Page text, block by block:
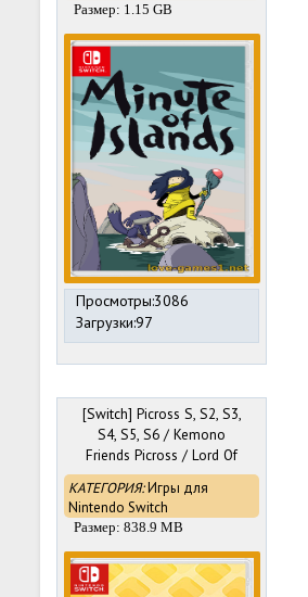
Размер: 1.15 GB
Просмотры:3086
Загрузки:97
[Switch] Picross S, S2, S3,
S4, S5, S6 / Kemono
Friends Picross / Lord Of
The Nazarick [NSZ][ENG]
КАТЕГОРИЯ:Игры для
Nintendo Switch
Размер: 838.9 MB